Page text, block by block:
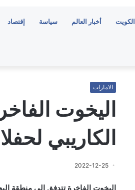
الكويت أخبار العالم سياسة إقتصاد
الامارات
اليخوت
الكاريبي
2022-12-25
اليخوت الفاخرة تتدفق إلى منطقة